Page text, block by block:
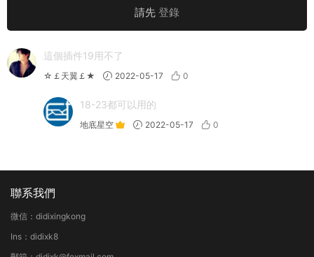
請先 登錄
這個插件19用不了
☆￡天翼￡★ 2022-05-17 0
18-23都可以用的
地底星空 2022-05-17 0
聯系我們
微信：didixingkong
Ins：didixk8